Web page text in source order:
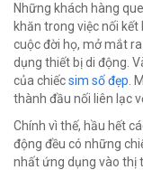
Những khách hàng
khăn trong việc nối
cuộc đời họ, mở mắt
dụng thiết bị di động.
của chiếcsim số đẹp .
thành đầu nối liên lạc
Chính vì thế, hầu hết
động đều có những
nhất ứng dụng vào thị